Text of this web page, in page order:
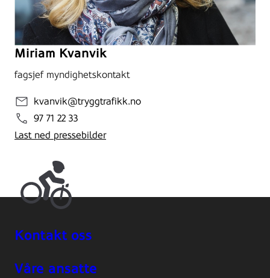
Miriam Kvanvik
fagsjef myndighetskontakt
kvanvik@tryggtrafikk.no
97 71 22 33
Last ned pressebilder
Kontakt oss
Våre ansatte